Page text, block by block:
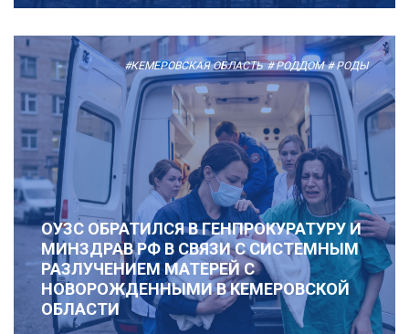
#КЕМЕРОВСКАЯ ОБЛАСТЬ # РОДДОМ # РОДЫ
ОУЗС ОБРАТИЛСЯ В ГЕНПРОКУРАТУРУ И
МИНЗДРАВ РФ В СВЯЗИ С СИСТЕМНЫМ
РАЗЛУЧЕНИЕМ МАТЕРЕЙ С
НОВОРОЖДЕННЫМИ В КЕМЕРОВСКОЙ
ОБЛАСТИ